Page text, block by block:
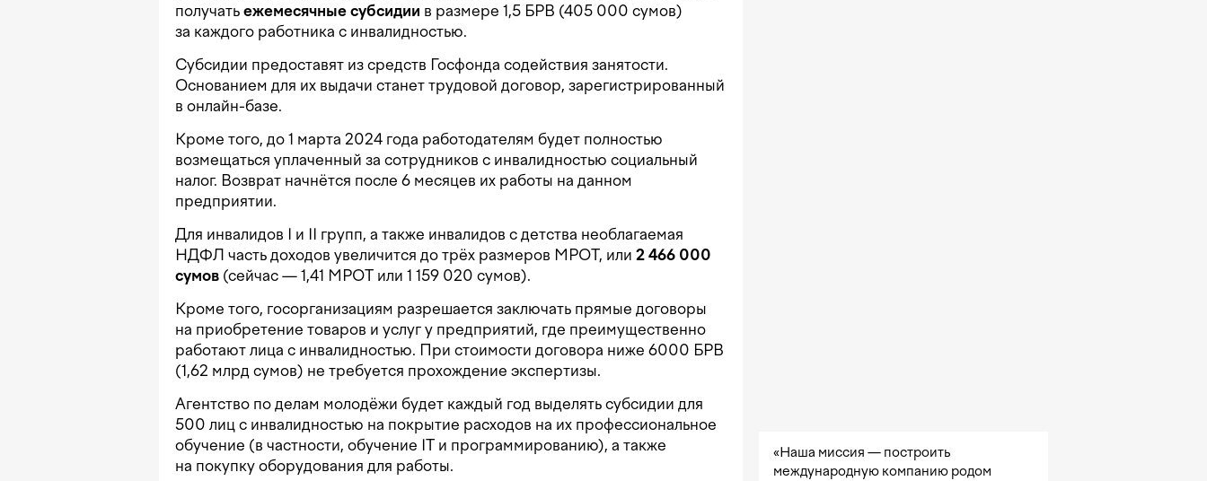
получать ежемесячные субсидии в размере 1,5 БРВ (405 000 сумов)
за каждого работника с инвалидностью.
Субсидии предоставят из средств Госфонда содействия занятости.
Основанием для их выдачи станет трудовой договор, зарегистрированный
в онлайн-базе.
Кроме того, до 1 марта 2024 года работодателям будет полностью
возмещаться уплаченный за сотрудников с инвалидностью социальный
налог. Возврат начнётся после 6 месяцев их работы на данном
предприятии.
Для инвалидов I и II групп, а также инвалидов с детства необлагаемая
НДФЛ часть доходов увеличится до трёх размеров МРОТ, или 2 466 000
сумов (сейчас — 1,41 МРОТ или 1 159 020 сумов).
Кроме того, госорганизациям разрешается заключать прямые договоры
на приобретение товаров и услуг у предприятий, где преимущественно
работают лица с инвалидностью. При стоимости договора ниже 6000 БРВ
(1,62 млрд сумов) не требуется прохождение экспертизы.
Агентство по делам молодёжи будет каждый год выделять субсидии для
500 лиц с инвалидностью на покрытие расходов на их профессиональное
обучение (в частности, обучение IT и программированию), а также
на покупку оборудования для работы.
«Наша миссия — построить
международную компанию родом